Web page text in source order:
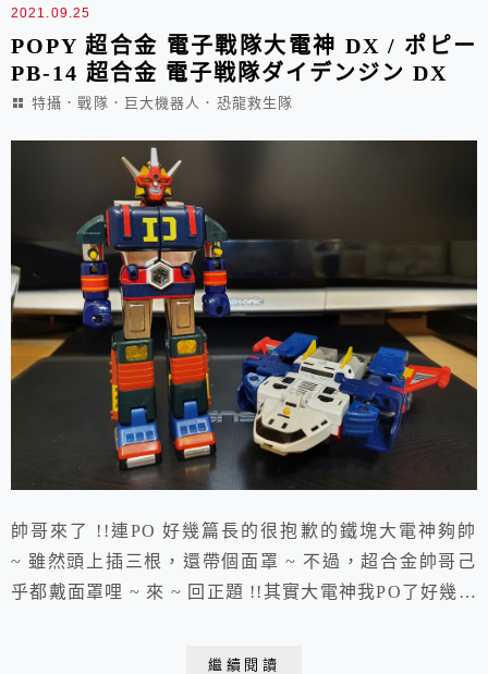
2021.09.25
POPY 超合金 電子戰隊大電神 DX / ポピー
PB-14 超合金 電子戦隊ダイデンジン DX
特攝．戰隊．巨大機器人．恐龍救生隊
帥哥來了 !!連PO 好幾篇長的很抱歉的鐵塊大電神夠帥
~ 雖然頭上插三根，還帶個面罩 ~ 不過，超合金帥哥己
乎都戴面罩哩 ~ 來 ~ 回正題 !!其實大電神我PO了好幾篇
繼續閱讀